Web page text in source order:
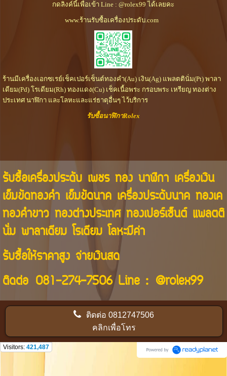
กดลิงค์นี้เพื่อเข้า Line : @rolex99 ได้เลยคะ
www.ร้านรับซื้อเครื่องประดับ.com
ร้านมีเครื่องเอกซเรย์เช็คเปอร์เซ็นต์ทองคำ(Au) เงิน(Ag) แพลตตินั่ม(Pt) พาลา
เดียม(Pd) โรเดียม(Rh) ทองแดง(Cu) เช็คเนื้อพระ กรอบพระ เหรียญ ทองต่าง
ประเทศ นาฬิกา และโลหะและแร่ธาตุอื่นๆ ไว้บริการ
รับซื้อนาฬิกาRolex
รับซื้อเครื่องประดับ เพชร ทอง นาฬิกา เครื่องเงิน
เข็มขัดทองคำ เข็มขัดนาค เครื่องประดับนาค ทองเค
ทองคำขาว ทองต่างประเทศ ทองเปอร์เซ็นต์ แพลตติ
นั่ม พาลาเดียม โรเดียม โลหะมีค่า
รับซื้อให้ราคาสูง จ่ายเงินสด
ติดต่อ 081-274-7506Line : @rolex99
ติดต่อ0812747506
คลิกเพื่อโทร
Visitors: 421,487